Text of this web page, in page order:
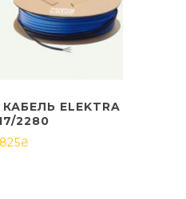
ELEKTRA
2280
₴